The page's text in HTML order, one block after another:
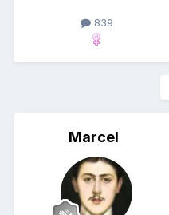
839
Marcel